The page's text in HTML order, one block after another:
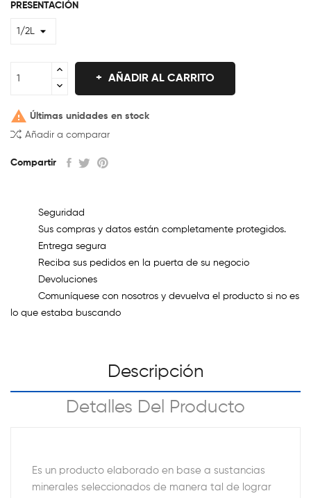
PRESENTACIÓN
AÑADIR AL CARRITO
 Últimas unidades en stock
Añadir a comparar
Compartir
Seguridad
Sus compras y datos están completamente protegidos.
Entrega segura
Reciba sus pedidos en la puerta de su negocio
Devoluciones
Comuníquese con nosotros y devuelva el producto si no es
lo que estaba buscando
Descripción
Detalles Del Producto
Es un producto elaborado en base a sustancias
minerales seleccionados de manera tal de lograr